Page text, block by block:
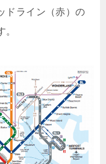
ドライン（赤）の